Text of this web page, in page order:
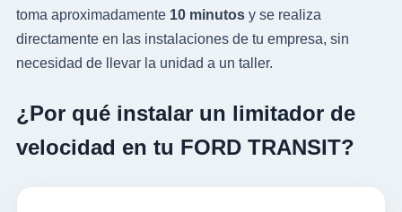
toma aproximadamente 10 minutosy se realiza
directamente en las instalaciones de tu empresa, sin
necesidad de llevar la unidad a un taller.
¿Por qué instalar un limitador de
velocidad en tu FORD TRANSIT?